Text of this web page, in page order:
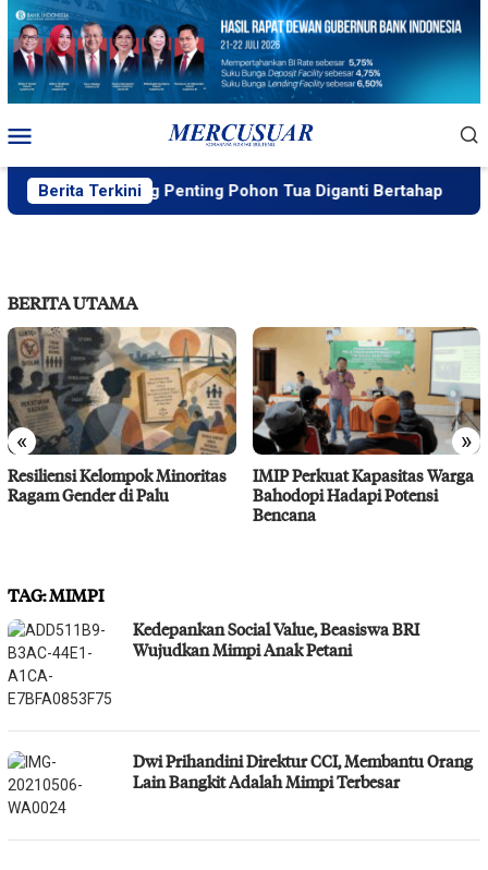
Loncat
konten
Mobile
Berita Terkini
Wajar, yang Penting Pohon Tua Diganti Bertahap
BERITA UTAMA
« »
Resiliensi Kelompok Minoritas
Ragam Gender di Palu
IMIP Perkuat Kapasitas Warga
Bahodopi Hadapi Potensi
Bencana
TAG:MIMPI
Kedepankan Social Value, Beasiswa BRI
Wujudkan Mimpi Anak Petani
Dwi Prihandini Direktur CCI, Membantu Orang
Lain Bangkit Adalah Mimpi Terbesar